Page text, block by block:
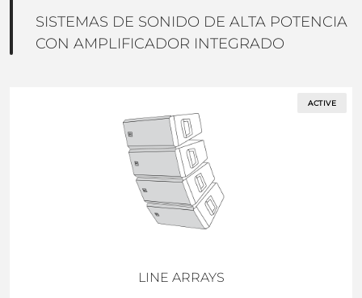
SISTEMAS DE SONIDO DE ALTA POTENCIA
CON AMPLIFICADOR INTEGRADO
ACTIVE
LINE ARRAYS